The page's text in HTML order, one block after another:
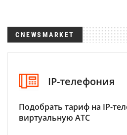
CNEWSMARKET
IP-телефония
Подобрать тариф на IP-
виртуальную АТС